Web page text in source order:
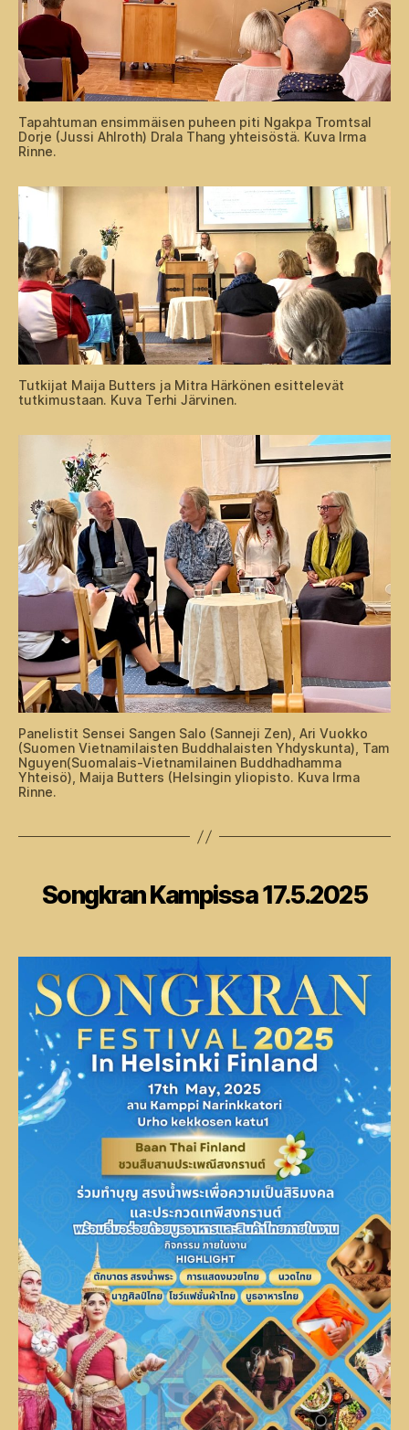
Tapahtuman ensimmäisen puheen piti Ngakpa Tromtsal
Dorje (Jussi Ahlroth) Drala Thang yhteisöstä. Kuva Irma
Rinne.
Tutkijat Maija Butters ja Mitra Härkönen esittelevät
tutkimustaan. Kuva Terhi Järvinen.
Panelistit Sensei Sangen Salo (Sanneji Zen), Ari Vuokko
(Suomen Vietnamilaisten Buddhalaisten Yhdyskunta), Tam
Nguyen(Suomalais-Vietnamilainen Buddhadhamma
Yhteisö), Maija Butters (Helsingin yliopisto. Kuva Irma
Rinne.
Kategoriat
Songkran Kampissa 17.5.2025